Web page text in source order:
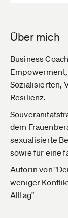
Über mich
Business
Sozialisierten,
Resilienz.
dem
sexualisierte
sowie für eine
Autorin von
weniger
Alltag"